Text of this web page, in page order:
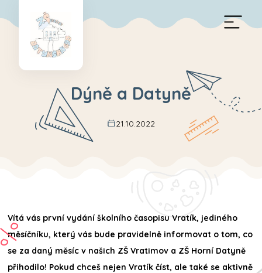
Dýně a Datyně
21.10.2022
Vítá vás první vydání školního časopisu Vratík, jediného
měsíčníku, který vás bude pravidelně informovat o tom, co
se za daný měsíc v našich ZŠ Vratimov a ZŠ Horní Datyně
přihodilo! Pokud chceš nejen Vratík číst, ale také se aktivně